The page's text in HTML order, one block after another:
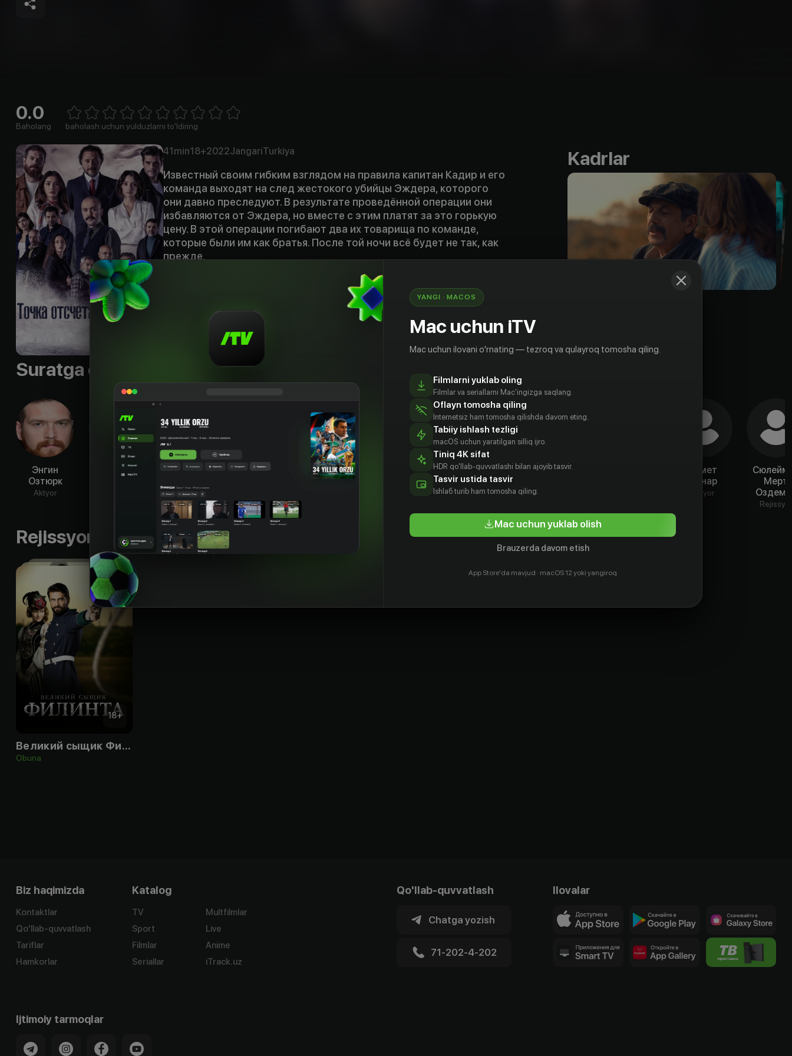
0.0
Baholang 1 Star2 Stars3 Stars4 Stars5 Stars6 Stars7 Stars8 Stars
baholash uchun yulduzlarni to'ldiring
41min18+2022JangariTurkiya
Известный своим гибким взглядом на правила капитан Кадир и его
команда выходят на след жестокого убийцы Эждера, которого
они давно преследуют. В результате проведённой операции они
избавляются от Эждера, но вместе с этим платят за это горькую
цену. В этой операции погибают два их товарища по команде,
которые были им как братья. После той ночи всё будет не так, как
прежде.
Kadrlar
Suratga olish guruhi
Энгин
Озтюрк
Aktyor
Берк
Айбюке
Aktyor
Дамла
Сарп Аккая
Aktyor
Озшенер
Угур Узунел
Aktyor
Чагла Ырмак
Ахмет
Пынар
Aktyor
Мерт
Rejissyor
Rejissyorning boshqa ishlari
18+
Великий сыщик Филинта
Obuna
Biz haqimizda
Kontaktlar
Qo'llab-quvvatlash
Tariflar
Hamkorlar
Katalog
TV
Sport
Filmlar
Seriallar
Multfilmlar
Live
Anime
iTrack.uz
Qo'llab-quvvatlash
Chatga yozish
71-202-4-202
Ilovalar
Ijtimoiy tarmoqlar
YANGI · MACOS
Mac uchun iTV
Mac uchun ilovani o'rnating — tezroq va qulayroq tomosha qiling.
Filmlarni yuklab oling
Filmlar va seriallarni Mac'ingizga saqlang.
Oflayn tomosha qiling
Internetsiz ham tomosha qilishda davom eting.
Tabiiy ishlash tezligi
macOS uchun yaratilgan silliq ijro.
Tiniq 4K sifat
HDR qo'llab-quvvatlashi bilan ajoyib tasvir.
Tasvir ustida tasvir
Ishlаб turib ham tomosha qiling.
Mac uchun yuklab olish
Brauzerda davom etish
App Store'da mavjud · macOS 12 yoki yangiroq